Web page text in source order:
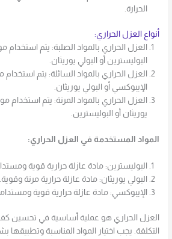
الحرارة.
أنواع العزل الحراري:
العزل الحراري بالمواد الصلبة: يتم استخدام
البوليسترين أو البولي يوريثان.
العزل الحراري بالمواد السائلة: يتم
الإيبوكسي أو البولي يوريثان.
العزل الحراري بالمواد المرنة: يتم استخدام
يوريثان أو البوليسترين.
المواد المستخدمة في العزل الحراري:
البوليسترين: مادة عازلة حرارية قوية
البولي يوريثان: مادة عازلة حرارية مرنة وقوية.
الإيبوكسي: مادة عازلة حرارية قوية
العزل الحراري هو عملية أساسية في تحسين
التكلفة. يجب اختيار المواد المناسبة